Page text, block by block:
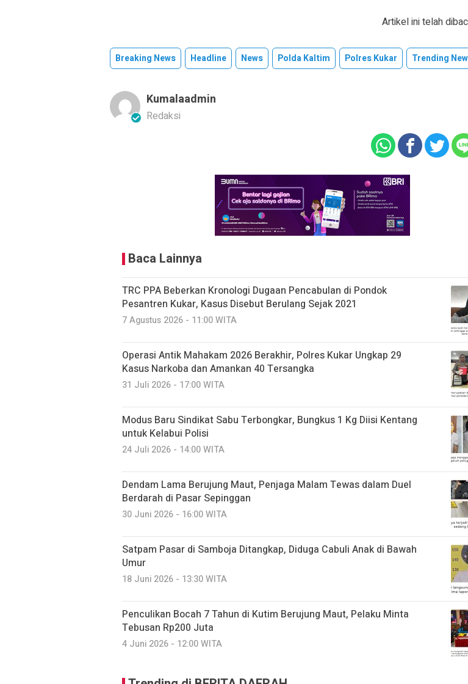
Artikel ini telah
Breaking News Headline News Polda Kaltim Polres Kukar Trending
Kumalaadmin
Redaksi
Baca Lainnya
TRC PPA Beberkan Kronologi Dugaan Pencabulan di Pondok
Pesantren Kukar, Kasus Disebut Berulang Sejak 2021
7 Agustus 2026 - 11:00 WITA
Operasi Antik Mahakam 2026 Berakhir, Polres Kukar Ungkap 29
Kasus Narkoba dan Amankan 40 Tersangka
31 Juli 2026 - 17:00 WITA
Modus Baru Sindikat Sabu Terbongkar, Bungkus 1 Kg Diisi Kentang
untuk Kelabui Polisi
24 Juli 2026 - 14:00 WITA
Dendam Lama Berujung Maut, Penjaga Malam Tewas dalam Duel
Berdarah di Pasar Sepinggan
30 Juni 2026 - 16:00 WITA
Satpam Pasar di Samboja Ditangkap, Diduga Cabuli Anak di Bawah
Umur
18 Juni 2026 - 13:30 WITA
Penculikan Bocah 7 Tahun di Kutim Berujung Maut, Pelaku Minta
Tebusan Rp200 Juta
4 Juni 2026 - 12:00 WITA